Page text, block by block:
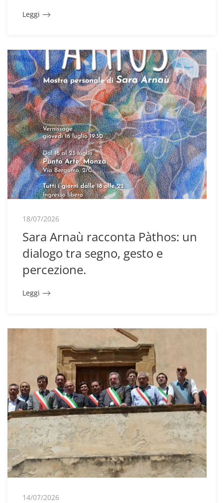
Leggi
18/07/2026
Sara Arnaù racconta Pàthos: un
dialogo tra segno, gesto e
percezione.
Leggi
14/07/2026